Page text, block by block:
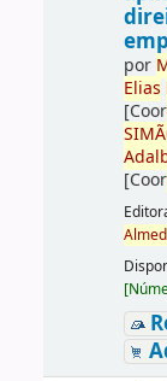
por
Elias
[Coor
[Coor
[